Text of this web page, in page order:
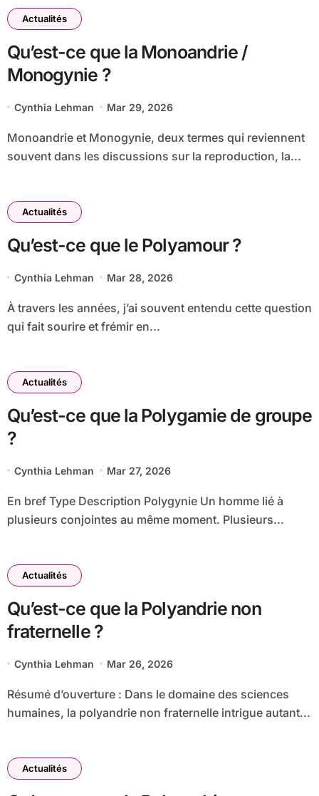
Actualités
Qu’est-ce que la Monoandrie /
Monogynie ?
Cynthia Lehman Mar 29, 2026
Monoandrie et Monogynie, deux termes qui reviennent
souvent dans les discussions sur la reproduction, la...
Actualités
Qu’est-ce que le Polyamour ?
Cynthia Lehman Mar 28, 2026
À travers les années, j’ai souvent entendu cette question
qui fait sourire et frémir en...
Actualités
Qu’est-ce que la Polygamie de groupe
?
Cynthia Lehman Mar 27, 2026
En bref Type Description Polygynie Un homme lié à
plusieurs conjointes au même moment. Plusieurs...
Actualités
Qu’est-ce que la Polyandrie non
fraternelle ?
Cynthia Lehman Mar 26, 2026
Résumé d’ouverture : Dans le domaine des sciences
humaines, la polyandrie non fraternelle intrigue autant...
Actualités